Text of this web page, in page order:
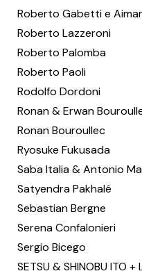
Roberto Gabetti e
Roberto Lazzeroni
Roberto Palomba
Roberto Paoli
Rodolfo Dordoni
Ronan & Erwan
Ronan Bouroullec
Ryosuke Fukusada
Saba Italia & Antonio
Satyendra Pakhalé
Sebastian Bergne
Serena Confalonieri
Sergio Bicego
SETSU & SHINOBU ITO +